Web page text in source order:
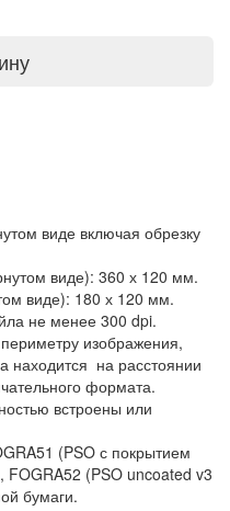
виде включая обрезку
виде): 360 х 120 мм.
виде): 180 х 120 мм.
не менее 300 dpi.
изображения,
на расстоянии
формата.
встроены или
(PSO с покрытием
(PSO uncoated v3
бумаги.